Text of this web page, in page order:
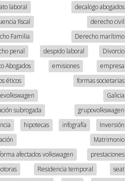
laboral
decalogo abogados
fiscal
derecho civil
Familia
Derecho marítimo
penal
despido laboral
Divorcio
Abogados
emisiones
empresa
éticos
formas societarias
Galicia
subrogada
grupovolkswagen
hipotecas infografía
Inversión
Matrimonio
afectados volkswagen
prestaciones
Residencia temporal
seat